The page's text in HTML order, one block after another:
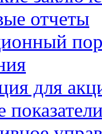
отчеты
для